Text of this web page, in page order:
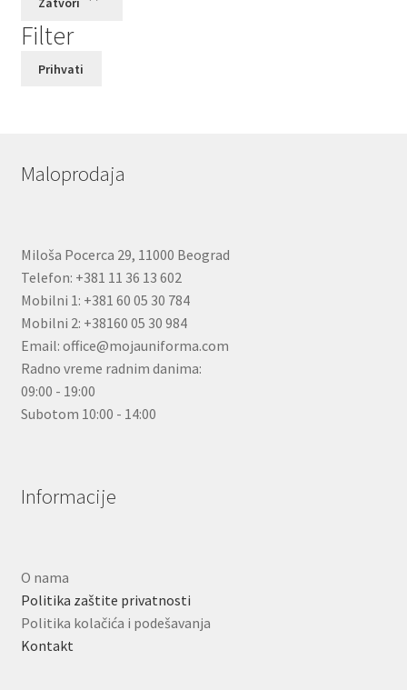
Filter
Prihvati
Maloprodaja
Miloša Pocerca 29, 11000 Beograd
Telefon: +381 11 36 13 602
Mobilni 1: +381 60 05 30 784
Mobilni 2: +38160 05 30 984
Email: office@mojauniforma.com
Radno vreme radnim danima:
09:00 - 19:00
Subotom 10:00 - 14:00
Informacije
O nama
Politika zaštite privatnosti
Politika kolačića i podešavanja
Kontakt